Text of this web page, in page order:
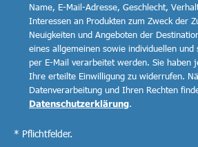
Name, E-Mail-Adresse, Geschlecht,
Interessen an Produkten zum Zweck der
Neuigkeiten und Angeboten der
eines allgemeinen sowie individuellen und
per E-Mail verarbeitet werden. Sie haben
Ihre erteilte Einwilligung zu widerrufen.
Datenverarbeitung und Ihren Rechten
Datenschutzerklärung.
* Pflichtfelder.